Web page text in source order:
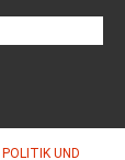
POLITIK UND